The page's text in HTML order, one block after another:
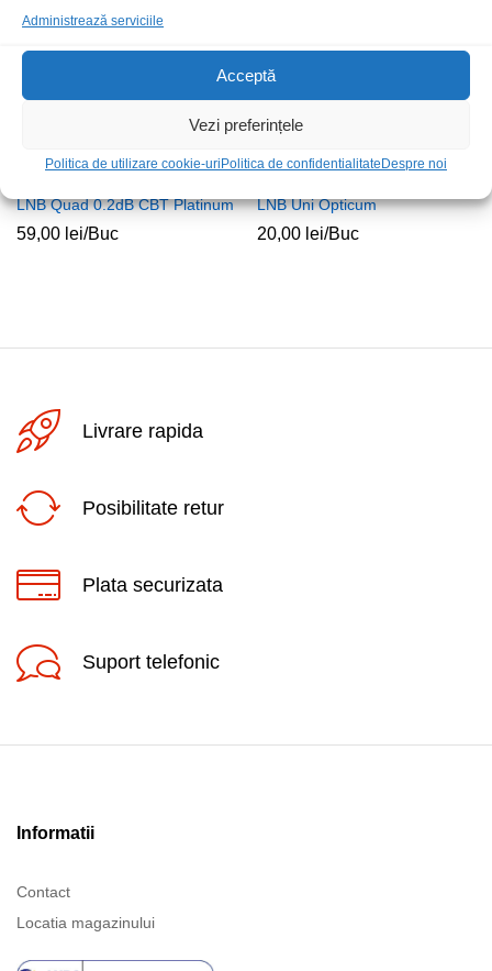
Administrează serviciile
Acceptă
Vezi preferințele
Politica de utilizare cookie-uri Politica de confidentialitate Despre noi
LNB Quad 0.2dB CBT Platinum
59,00 lei/Buc
LNB Uni Opticum
20,00 lei/Buc
Livrare rapida
Posibilitate retur
Plata securizata
Suport telefonic
Informatii
Contact
Locatia magazinului